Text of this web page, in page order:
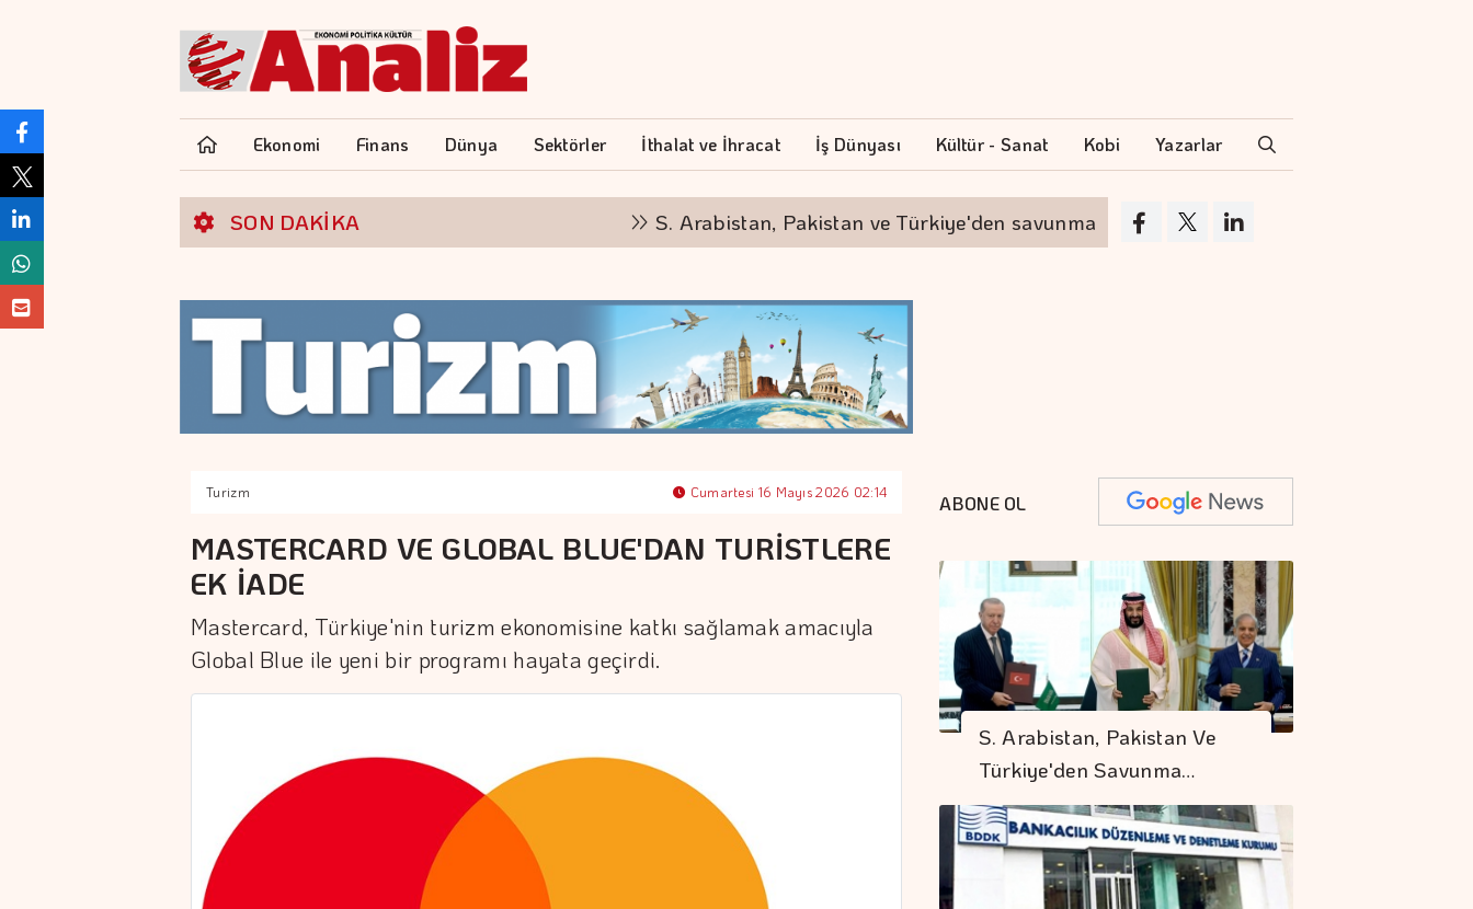
Ekonomi Finans Dünya Sektörler İthalat ve İhracat İş Dünyası Kültür - Sanat Kobi Yazarlar
SON DAKİKA S. Arabistan, Pakistan ve Türkiye'den savunma anlaşması Altının kilogramı 6
Turizm Cumartesi 16 Mayıs 2026 02:14
MASTERCARD VE GLOBAL BLUE'DAN TURİSTLERE
EK İADE
Mastercard, Türkiye'nin turizm ekonomisine katkı sağlamak amacıyla
Global Blue ile yeni bir programı hayata geçirdi.
ABONE OL
S. Arabistan, Pakistan Ve
Türkiye'den Savunma…